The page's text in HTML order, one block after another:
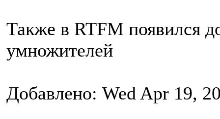
Также в RTFM появился
умножителей
Добавлено: Wed Apr 19,